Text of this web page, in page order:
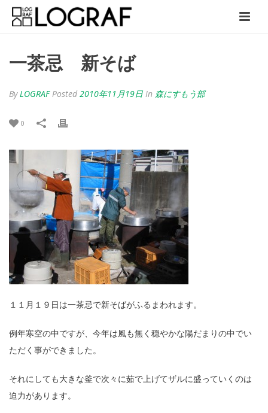
一茶忌 新そば
ByLOGRAF Posted 2010年11月19日 In 森にすもう部
0
１１月１９日は一茶忌で新そばがふるまわれます。
例年寒空の中ですが、今年は風も無く穏やかな陽だまりの中でい
ただく事ができました。
それにしても大きな釜で次々に茹で上げてザルに盛っていくのは
迫力があります。